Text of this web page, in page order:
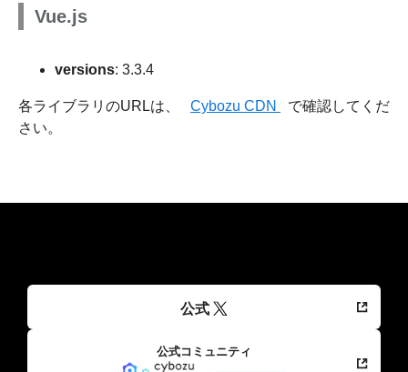
Vue.js
versions: 3.3.4
各ライブラリのURLは、 Cybozu CDN
で確認してくだ
さい。
公式
公式コミュニティ